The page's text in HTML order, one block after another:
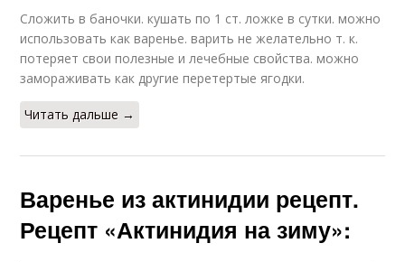
Сложить в баночки. кушать по 1 ст. ложке в сутки. можно
использовать как варенье. варить не желательно т. к.
потеряет свои полезные и лечебные свойства. можно
замораживать как другие перетертые ягодки.
Читать дальше →
Варенье из актинидии рецепт.
Рецепт «Актинидия на зиму»: